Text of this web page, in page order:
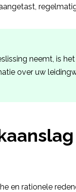
neemt, is
over uw
en rationele